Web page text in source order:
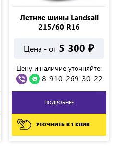
Летние шины Landsail
215/60 R16
Цена - от 5 300 ₽
Цену и наличие уточняйте:
8-910-269-30-22
ПОДРОБНЕЕ
УТОЧНИТЬ В 1 КЛИК